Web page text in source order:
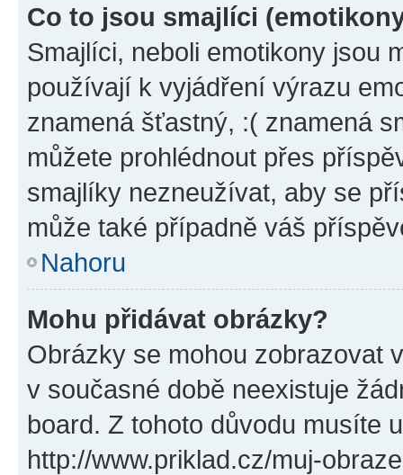
Co to jsou smajlíci
Smajlíci, neboli emotikony jsou
používají k vyjádření výrazu
znamená šťastný, :( znamená
můžete prohlédnout přes
smajlíky nezneužívat, aby se
může také případně váš
Nahoru
Mohu přidávat obrázky?
Obrázky se mohou zobrazovat
v současné době neexistuje
board. Z tohoto důvodu musíte
http://www.priklad.cz/muj-